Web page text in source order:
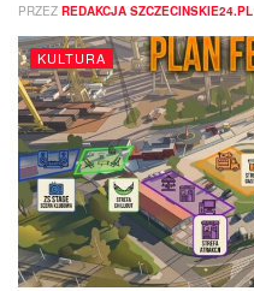
PRZEZ REDAKCJA SZCZECINSKIE24.PL
KULTURA